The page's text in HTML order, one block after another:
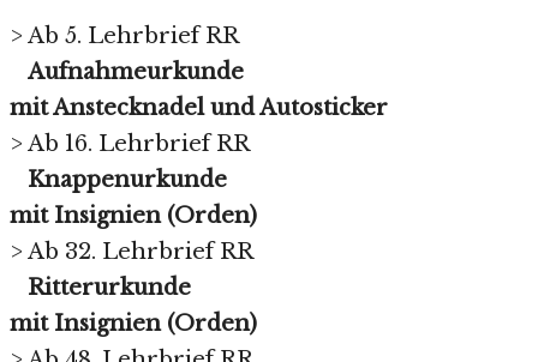
> Ab 5. Lehrbrief RR
Aufnahmeurkunde
mit Anstecknadel und Autosticker
> Ab 16. Lehrbrief RR
Knappenurkunde
mit Insignien (Orden)
> Ab 32. Lehrbrief RR
Ritterurkunde
mit Insignien (Orden)